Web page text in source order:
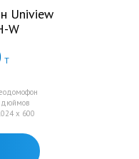
Uniview
W
Т
дюймов
x 600